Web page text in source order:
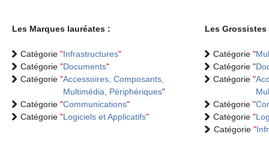
Les Marques lauréates :
Catégorie "Infrastructures"
Catégorie "Documents"
Catégorie "Accessoires, Composants,
Multimédia, Périphériques"
Catégorie "Communications"
Catégorie "Logiciels et Applicatifs"
Les
Catégorie "
Catégorie "
Catégorie "
Catégorie "
Catégorie "
Catégorie "